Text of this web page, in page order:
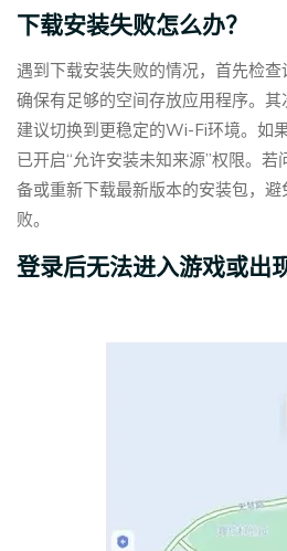
下载安装失败怎么办？
遇到下载安装失败的情况，首先检查
确保有足够的空间存放应用程序。其
建议切换到更稳定的Wi-Fi环境。如
已开启“允许安装未知来源”权限。
备或重新下载最新版本的安装包，
败。
登录后无法进入游戏或出